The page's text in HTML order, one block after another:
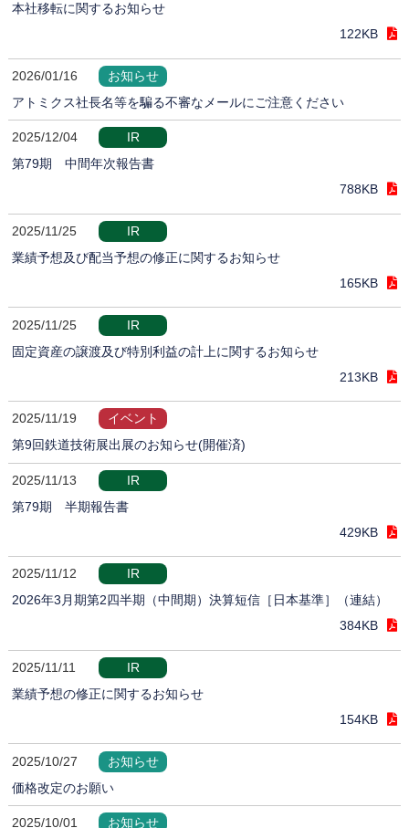
本社移転に関するお知らせ
122KB
2026/01/16
お知らせ
アトミクス社長名等を騙る不審なメールにご注意ください
2025/12/04
IR
第79期 中間年次報告書
788KB
2025/11/25
IR
業績予想及び配当予想の修正に関するお知らせ
165KB
2025/11/25
IR
固定資産の譲渡及び特別利益の計上に関するお知らせ
213KB
2025/11/19
イベント
第9回鉄道技術展出展のお知らせ(開催済)
2025/11/13
IR
第79期 半期報告書
429KB
2025/11/12
IR
2026年3月期第2四半期（中間期）決算短信［日本基準］（連結）
384KB
2025/11/11
IR
業績予想の修正に関するお知らせ
154KB
2025/10/27
お知らせ
価格改定のお願い
2025/10/01 お知らせ